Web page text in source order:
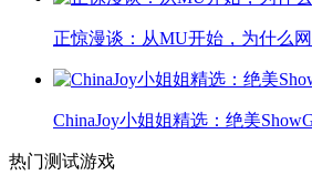
正惊漫谈：从MU开始，为什么
ChinaJoy小姐姐精选：绝美
热门测试游戏